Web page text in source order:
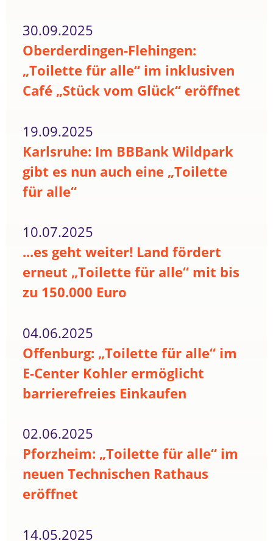
30.09.2025
Oberderdingen-Flehingen:
„Toilette für alle“ im inklusiven
Café „Stück vom Glück“ eröffnet
19.09.2025
Karlsruhe: Im BBBank Wildpark
gibt es nun auch eine „Toilette
für alle“
10.07.2025
...es geht weiter! Land fördert
erneut „Toilette für alle“ mit bis
zu 150.000 Euro
04.06.2025
Offenburg: „Toilette für alle“ im
E-Center Kohler ermöglicht
barrierefreies Einkaufen
02.06.2025
Pforzheim: „Toilette für alle“ im
neuen Technischen Rathaus
eröffnet
14.05.2025